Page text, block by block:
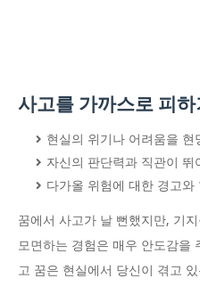
사고를 가까스로 피
현실의 위기나 어려움을 현
자신의 판단력과 직관이 뛰
다가올 위험에 대한 경고
꿈에서 사고가 날 뻔했지만, 기
모면하는 경험은 매우 안도감을
고 꿈은 현실에서 당신이 겪고